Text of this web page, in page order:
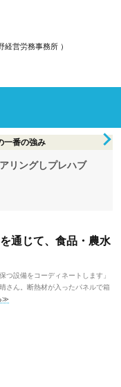
営労務事務所 ）
一番の強み
リングしプレハブ
通じて、食品・農水
設備をコーディネートします」
さん。断熱材が入ったパネルで箱
≫